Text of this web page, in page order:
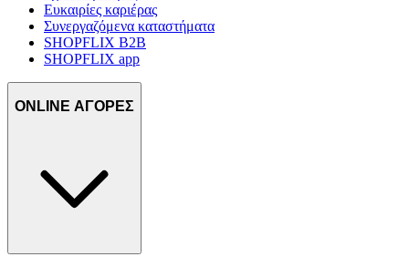
Ευκαιρίες καριέρας
Συνεργαζόμενα καταστήματα
SHOPFLIX B2B
SHOPFLIX app
ONLINE ΑΓΟΡΕΣ